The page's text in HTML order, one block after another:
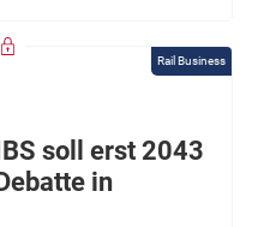
Rail Business
soll erst 2043
in